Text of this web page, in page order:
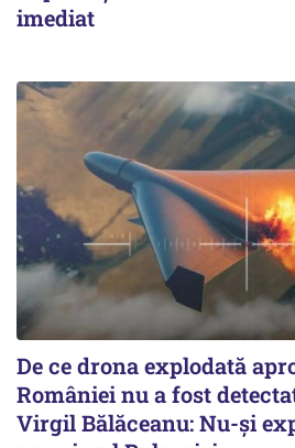
imediat
De ce drona explodată
României nu a fost
Virgil Bălăceanu: Nu-și